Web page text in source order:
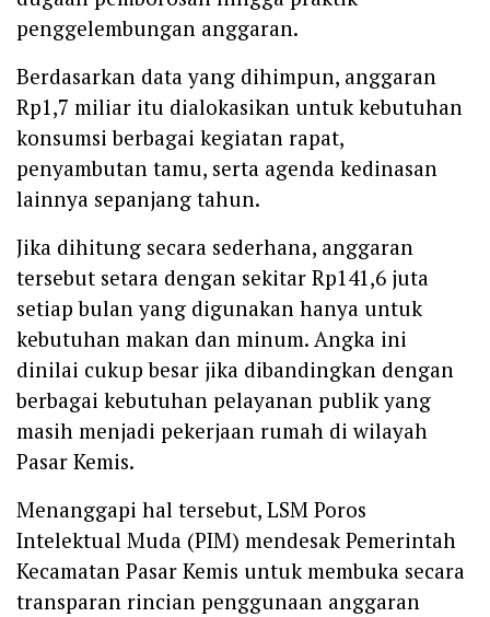
penggelembungan anggaran.
Berdasarkan data yang dihimpun, anggaran
Rp1,7 miliar itu dialokasikan untuk kebutuhan
konsumsi berbagai kegiatan rapat,
penyambutan tamu, serta agenda kedinasan
lainnya sepanjang tahun.
Jika dihitung secara sederhana, anggaran
tersebut setara dengan sekitar Rp141,6 juta
setiap bulan yang digunakan hanya untuk
kebutuhan makan dan minum. Angka ini
dinilai cukup besar jika dibandingkan dengan
berbagai kebutuhan pelayanan publik yang
masih menjadi pekerjaan rumah di wilayah
Pasar Kemis.
Menanggapi hal tersebut, LSM Poros
Intelektual Muda (PIM) mendesak Pemerintah
Kecamatan Pasar Kemis untuk membuka secara
transparan rincian penggunaan anggaran